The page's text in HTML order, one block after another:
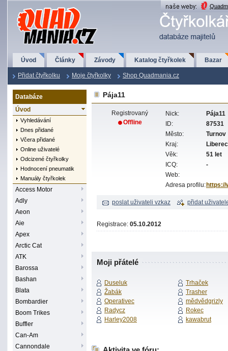
QuadMania.cz
Úvod Články Závody Katalog čtyřkolek Bazar
Přidat čtyřkolku Moje čtyřkolky Shop Quadmania.cz
Databáze
Úvod
Vyhledávání
Dnes přidané
Včera přidané
Online uživatelé
Odcizené čtyřkolky
Hodnocení pneumatik
Manuály čtyřkolek
Access Motor
Adly
Aeon
Aie
Apex
Arctic Cat
ATK
Barossa
Bashan
Blata
Bombardier
Boom Trikes
Buffler
Can-Am
Cannondale
Pája11
Registrovaný
Offline
Nick:
Pája11
ID:
87531
Město:
Turnov
Kraj:
Věk:
51 let
ICQ:
-
Web:
Adresa profilu: https://
poslat uživateli vzkaz přidat
Registrace: 05.10.2012
Moji přátelé
Duseluk
Trhaček
Žabák
Trasher
Operativec
mědvědgrizly
Radycz
Rokec
Harley2008
kawabrut